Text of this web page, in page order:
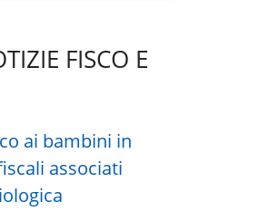
FISCO E